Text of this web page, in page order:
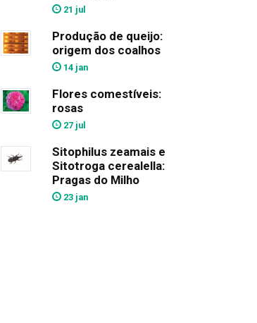
21 jul
Produção de queijo:
origem dos coalhos
14 jan
Flores comestíveis:
rosas
27 jul
Sitophilus zeamais e
Sitotroga cerealella:
Pragas do Milho
23 jan